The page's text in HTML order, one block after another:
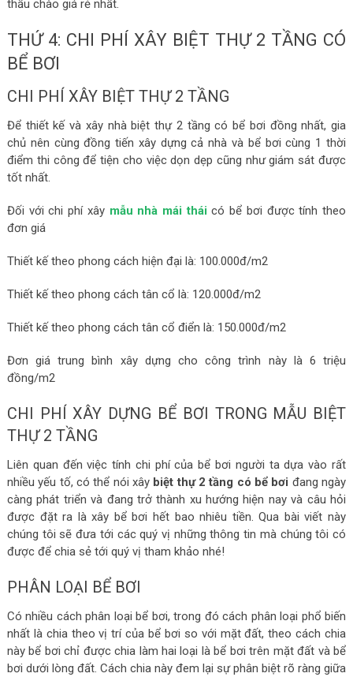
thầu chào giá rẻ nhất.
THỨ 4: CHI PHÍ XÂY BIỆT THỰ 2 TẦNG CÓ
BỂ BƠI
CHI PHÍ XÂY BIỆT THỰ 2 TẦNG
Để thiết kế và xây nhà biệt thự 2 tầng có bể bơi đồng nhất, gia
chủ nên cùng đồng tiến xây dựng cả nhà và bể bơi cùng 1 thời
điểm thi công để tiện cho việc dọn dẹp cũng như giám sát được
tốt nhất.
Đối với chi phí xây mẫu nhà mái tháicó bể bơi được tính theo
đơn giá
Thiết kế theo phong cách hiện đại là: 100.000đ/m2
Thiết kế theo phong cách tân cổ là: 120.000đ/m2
Thiết kế theo phong cách tân cổ điển là: 150.000đ/m2
Đơn giá trung bình xây dựng cho công trình này là 6 triệu
đồng/m2
CHI PHÍ XÂY DỰNG BỂ BƠI TRONG MẪU BIỆT
THỰ 2 TẦNG
Liên quan đến việc tính chi phí của bể bơi người ta dựa vào rất
nhiều yếu tố, có thể nói xây biệt thự 2 tầng có bể bơi đang ngày
càng phát triển và đang trở thành xu hướng hiện nay và câu hỏi
được đặt ra là xây bể bơi hết bao nhiêu tiền. Qua bài viết này
chúng tôi sẽ đưa tới các quý vị những thông tin mà chúng tôi có
được để chia sẻ tới quý vị tham khảo nhé!
PHÂN LOẠI BỂ BƠI
Có nhiều cách phân loại bể bơi, trong đó cách phân loại phổ biến
nhất là chia theo vị trí của bể bơi so với mặt đất, theo cách chia
này bể bơi chỉ được chia làm hai loại là bể bơi trên mặt đất và bể
bơi dưới lòng đất. Cách chia này đem lại sự phân biệt rõ ràng giữa